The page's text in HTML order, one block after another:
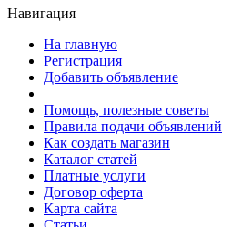
Навигация
На главную
Регистрация
Добавить объявление
Помощь, полезные советы
Правила подачи объявлений
Как создать магазин
Каталог статей
Платные услуги
Договор оферта
Карта сайта